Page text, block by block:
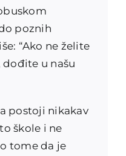
poznih
“Ako ne želite
u našu
postoji nikakav
škole i ne
tome da je